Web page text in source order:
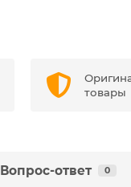
товары
Вопрос-ответ 0